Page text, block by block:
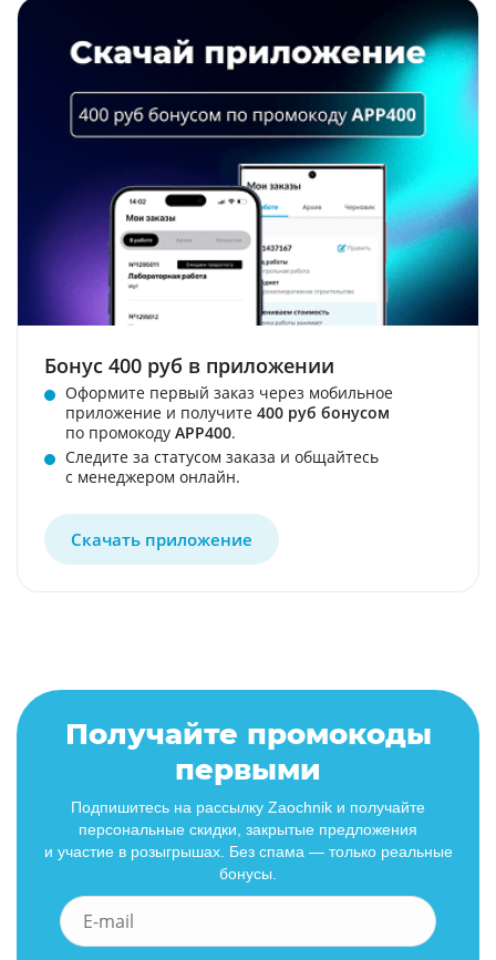
Бонус 400 руб в приложении
Оформите первый заказ через мобильное
приложение и получите 400 руб бонусом
по промокоду APP400.
Следите за статусом заказа и общайтесь
с менеджером онлайн.
Скачать приложение
Получайте промокоды
первыми
Подпишитесь на рассылку Zaochnik и получайте
персональные скидки, закрытые предложения
и участие в розыгрышах. Без спама — только реальные
бонусы.